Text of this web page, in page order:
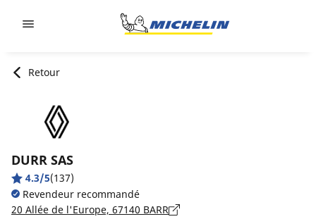
Retour
DURR SAS
4.3/5(137)
Revendeur recommandé
20 Allée de l'Europe, 67140 BARR